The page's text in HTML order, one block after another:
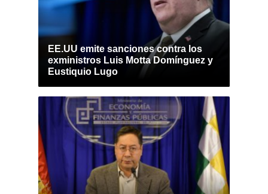
EE.UU emite sanciones contra los
exministros Luis Motta Domínguez y
Eustiquio Lugo